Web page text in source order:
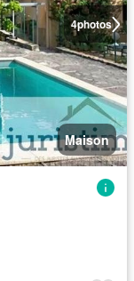
4photos
Maison